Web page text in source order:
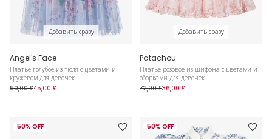
Добавить сразу
Angel's Face
Платье голубое из тюля с цветами и
кружевом для девочек
90,00 £45,00 £
Добавить сразу
Patachou
Платье розовое из шифона с цветами и
оборками для девочек
72,00 £36,00 £
50% OFF 50% OFF